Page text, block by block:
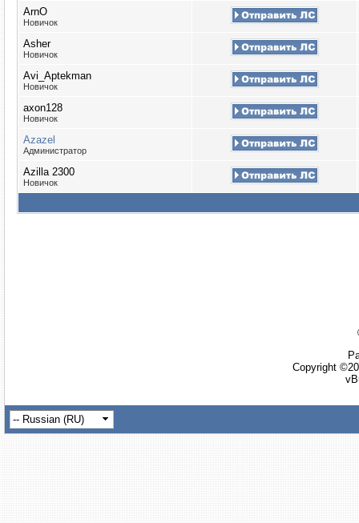
ArnO
Новичок
Asher
Новичок
Avi_Aptekman
Новичок
axon128
Новичок
Azazel
Администратор
Azilla 2300
Новичок
Copyright